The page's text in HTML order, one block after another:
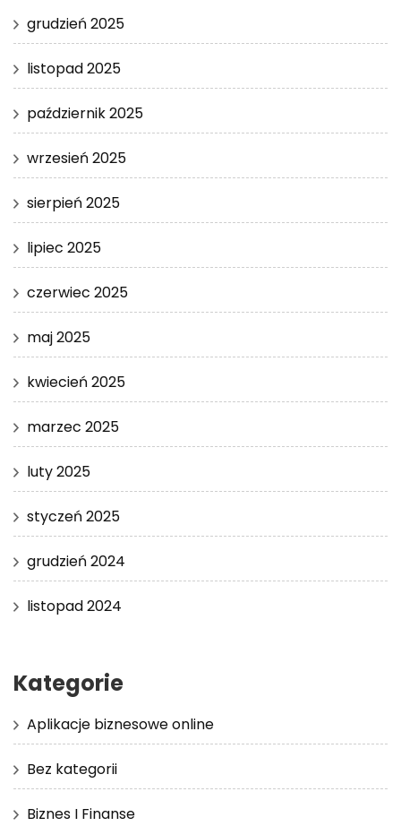
grudzień 2025
listopad 2025
październik 2025
wrzesień 2025
sierpień 2025
lipiec 2025
czerwiec 2025
maj 2025
kwiecień 2025
marzec 2025
luty 2025
styczeń 2025
grudzień 2024
listopad 2024
Kategorie
Aplikacje biznesowe online
Bez kategorii
Biznes I Finanse